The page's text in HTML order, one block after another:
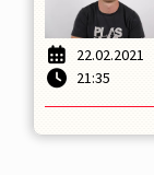
22.02.2021
21:35